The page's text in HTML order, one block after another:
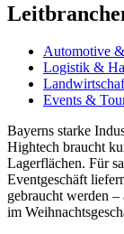
Automotive
Logistik &
Events &
Bayerns starke
Hightech braucht
Lagerflächen. Für
Eventgeschäft
gebraucht werden
im